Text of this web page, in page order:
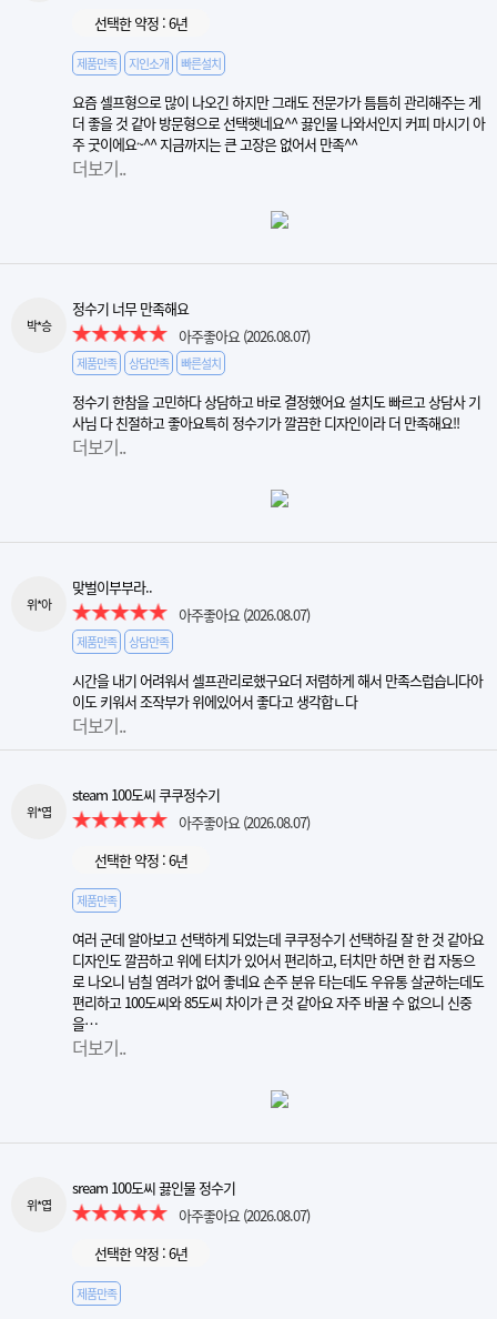
선택한 약정 : 6년
제품만족 지인소개 빠른설치
요즘 셀프형으로 많이 나오긴 하지만 그래도 전문가가 틈틈히 관리해주는 게
더 좋을 것 같아 방문형으로 선택햇네요^^ 끓인물 나와서인지 커피 마시기 아
주 굿이에요~^^ 지금까지는 큰 고장은 없어서 만족^^
더보기..
박*승
정수기 너무 만족해요
아주좋아요(2026.08.07)
제품만족 상담만족 빠른설치
정수기 한참을 고민하다 상담하고 바로 결정했어요 설치도 빠르고 상담사 기
사님 다 친절하고 좋아요특히 정수기가 깔끔한 디자인이라 더 만족해요!!
더보기..
위*아
맞벌이부부라..
아주좋아요(2026.08.07)
제품만족 상담만족
시간을 내기 어려워서 셀프관리로했구요더 저렴하게 해서 만족스럽습니다아
이도 키워서 조작부가 위에있어서 좋다고 생각합ㄴ다
더보기..
위*엽
steam 100도씨 쿠쿠정수기
아주좋아요(2026.08.07)
선택한 약정 : 6년
제품만족
여러 군데 알아보고 선택하게 되었는데 쿠쿠정수기 선택하길 잘 한 것 같아요
디자인도 깔끔하고 위에 터치가 있어서 편리하고, 터치만 하면 한 컵 자동으
로 나오니 넘칠 염려가 없어 좋네요 손주 분유 타는데도 우유통 살균하는데도
편리하고 100도씨와 85도씨 차이가 큰 것 같아요 자주 바꿀 수 없으니 신중
을…
더보기..
위*엽
sream 100도씨 끓인물 정수기
아주좋아요(2026.08.07)
선택한 약정 : 6년
제품만족